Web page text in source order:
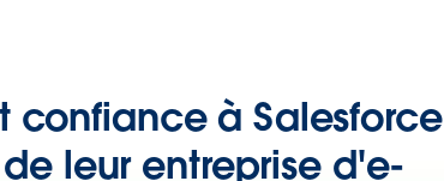
confiance à Salesforce
leur entreprise d'e-